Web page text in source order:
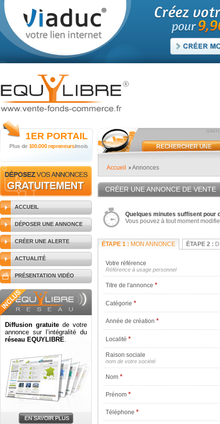
1ER PORTAIL
Plus de 100.000 repreneurs/mois
ACCUEIL
DÉPOSER UNE ANNONCE
CRÉER UNE ALERTE
ACTUALITÉ
PRÉSENTATION VIDÉO
Diffusion gratuite de votre
annonce sur l’intégralité du
réseau EQUYLIBRE.
RECHERCHER UNE
Accueil
Annonces
CRÉER UNE ANNONCE DE VENTE
Quelques minutes suffisent pour
Vous pouvez à tout moment
ÉTAPE 1 : MON ANNONCE ÉTAPE 2 :
Votre référence
Référence à usage personnel
Titre de l'annonce *
Catégorie *
Année de création *
Localité *
Raison sociale
nom de votre société
Nom *
Prénom *
Téléphone *